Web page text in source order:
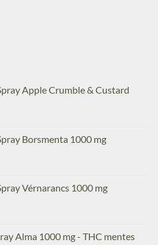
Apple Crumble & Custard
Borsmenta 1000 mg
Vérnarancs 1000 mg
Alma 1000 mg - THC mentes